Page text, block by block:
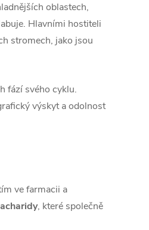
oblastech,
Hlavními hostiteli
stromech, jako jsou
fází svého cyklu.
výskyt a odolnost
ve farmacii a
, které společně